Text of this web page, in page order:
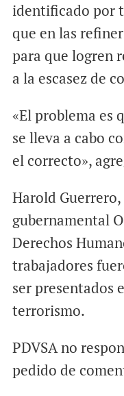
identificado por
que en las
para que logren
a la escasez de
«El problema es
se lleva a cabo
el correcto»,
Harold
gubernamental
Derechos
trabajadores
ser presentados
terrorismo.
PDVSA no
pedido de